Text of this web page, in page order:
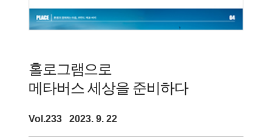
홀로그램으로
메타버스 세상을 준비하다
Vol.233 2023. 9. 22